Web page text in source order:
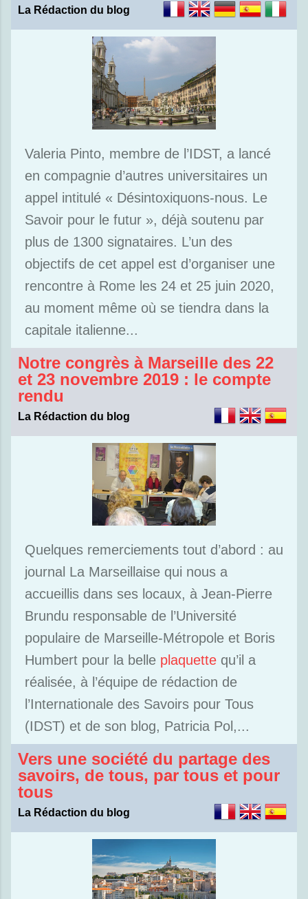
La Rédaction du blog
Valeria Pinto, membre de l’IDST, a lancé
en compagnie d’autres universitaires un
appel intitulé « Désintoxiquons-nous. Le
Savoir pour le futur », déjà soutenu par
plus de 1300 signataires. L’un des
objectifs de cet appel est d’organiser une
rencontre à Rome les 24 et 25 juin 2020,
au moment même où se tiendra dans la
capitale italienne...
Notre congrès à Marseille des 22
et 23 novembre 2019 : le compte
rendu
La Rédaction du blog
Quelques remerciements tout d’abord : au
journal La Marseillaise qui nous a
accueillis dans ses locaux, à Jean-Pierre
Brundu responsable de l’Université
populaire de Marseille-Métropole et Boris
Humbert pour la belle plaquette qu’il a
réalisée, à l’équipe de rédaction de
l’Internationale des Savoirs pour Tous
(IDST) et de son blog, Patricia Pol,...
Vers une société du partage des
savoirs, de tous, par tous et pour
tous
La Rédaction du blog